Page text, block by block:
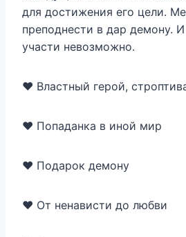
для достижения его цели.
преподнеcти в дар демону.
участи невозможно.
♥ Властный герой,
♥ Попаданка в иной мир
♥ Подарок демону
♥ От ненависти до любви